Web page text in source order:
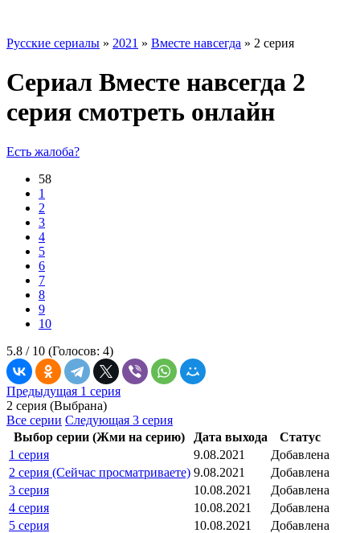
Русские сериалы » 2021 » Вместе навсегда » 2 серия
Сериал Вместе навсегда 2
серия смотреть онлайн
Есть жалоба?
58
1
2
3
4
5
6
7
8
9
10
5.8 / 10 (Голосов: 4)
Предыдущая 1 серия
2 серия (Выбрана)
Все серии Следующая 3 серия
Выбор серии (Жми на серию)
Дата выхода
Статус
1 серия
9.08.2021
Добавлена
2 серия (Сейчас просматриваете) 9.08.2021
Добавлена
3 серия
10.08.2021
Добавлена
4 серия
10.08.2021
Добавлена
5 серия
10.08.2021
Добавлена